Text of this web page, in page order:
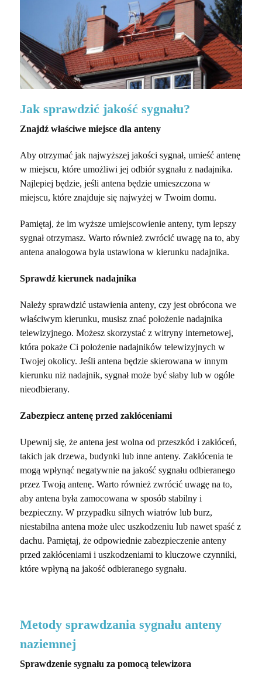
Jak sprawdzić jakość sygnału?
Znajdź właściwe miejsce dla anteny
Aby otrzymać jak najwyższej jakości sygnał, umieść antenę
w miejscu, które umożliwi jej odbiór sygnału z nadajnika.
Najlepiej będzie, jeśli antena będzie umieszczona w
miejscu, które znajduje się najwyżej w Twoim domu.
Pamiętaj, że im wyższe umiejscowienie anteny, tym lepszy
sygnał otrzymasz. Warto również zwrócić uwagę na to, aby
antena analogowa była ustawiona w kierunku nadajnika.
Sprawdź kierunek nadajnika
Należy sprawdzić ustawienia anteny, czy jest obrócona we
właściwym kierunku, musisz znać położenie nadajnika
telewizyjnego. Możesz skorzystać z witryny internetowej,
która pokaże Ci położenie nadajników telewizyjnych w
Twojej okolicy. Jeśli antena będzie skierowana w innym
kierunku niż nadajnik, sygnał może być słaby lub w ogóle
nieodbierany.
Zabezpiecz antenę przed zakłóceniami
Upewnij się, że antena jest wolna od przeszkód i zakłóceń,
takich jak drzewa, budynki lub inne anteny. Zakłócenia te
mogą wpłynąć negatywnie na jakość sygnału odbieranego
przez Twoją antenę. Warto również zwrócić uwagę na to,
aby antena była zamocowana w sposób stabilny i
bezpieczny. W przypadku silnych wiatrów lub burz,
niestabilna antena może ulec uszkodzeniu lub nawet spaść z
dachu. Pamiętaj, że odpowiednie zabezpieczenie anteny
przed zakłóceniami i uszkodzeniami to kluczowe czynniki,
które wpłyną na jakość odbieranego sygnału.
Metody sprawdzania sygnału anteny
naziemnej
Sprawdzenie sygnału za pomocą telewizora